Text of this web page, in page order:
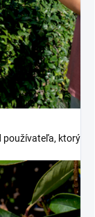
používateľa, ktorý